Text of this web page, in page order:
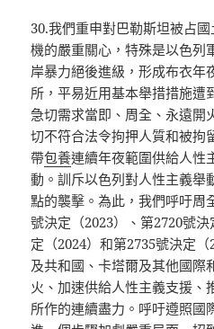
30.我們重申對巴勒斯坦被占
機的嚴重關心，特殊是以色列
岸暴力絕後進級，形成布衣年
所，平易近用基本舉措措施遭
急切需求當即、周全、永遠開
切不符合法令拘押人質和被拘
帶包養連續年夜範圍供給人性
動。訓斥以色列對人性主義舉
點的襲擊。為此，我們呼吁周
號決定（2023）、第2720號
定（2024）和第2735號決定
及共和國、卡塔爾及其他國際
火、加速供給人性主義支援、
所作的連續盡力。呼吁遵照國